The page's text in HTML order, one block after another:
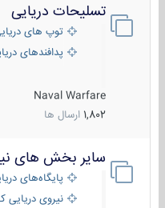
تسلیحات دریایی
توپ های دریایی
پدافندهای
Naval Warfare
1,802 ارسال ها
سایر بخش های
پایگاه‌های دریایی
نیروی دریایی